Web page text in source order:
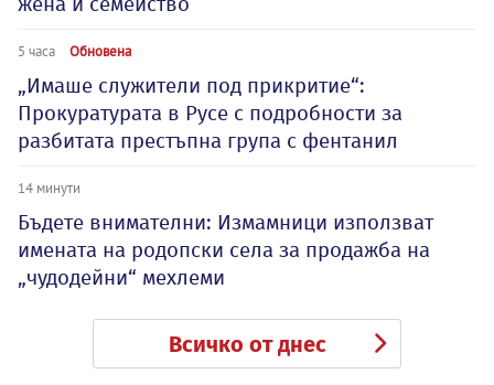
5 часа Обновена
„Имаше служители под прикритие“:
Прокуратурата в Русе с подробности за
разбитата престъпна група с фентанил
14 минути
Бъдете внимателни: Измамници използват
имената на родопски села за продажба на
„чудодейни“ мехлеми
Всичко от днес